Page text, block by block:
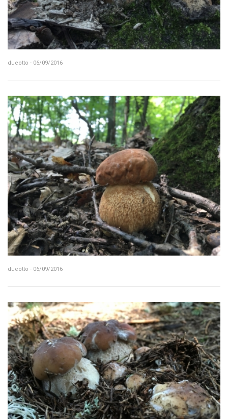
dueotto - 06/09/2016
dueotto - 06/09/2016